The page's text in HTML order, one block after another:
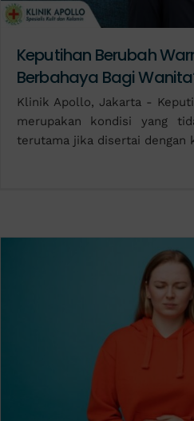
Keputihan Berubah
Berbahaya Bagi
Klinik Apollo, Jakarta -
merupakan kondisi yang
terutama jika disertai dengan